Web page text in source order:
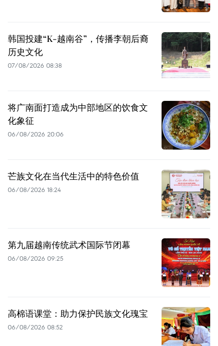
韩国投建“K-越南谷”，传播李朝后裔
历史文化
07/08/2026 08:38
将广南面打造成为中部地区的饮食文
化象征
06/08/2026 20:06
芒族文化在当代生活中的特色价值
06/08/2026 18:24
第九届越南传统武术国际节闭幕
06/08/2026 09:25
高棉语课堂：助力保护民族文化瑰宝
06/08/2026 08:52